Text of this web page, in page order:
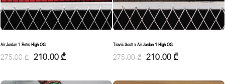
Air Jordan 1 Retro High OG
275.00₾ 210.00 ₾
Travis Scott x Air Jordan 1 High OG
275.00₾ 210.00 ₾